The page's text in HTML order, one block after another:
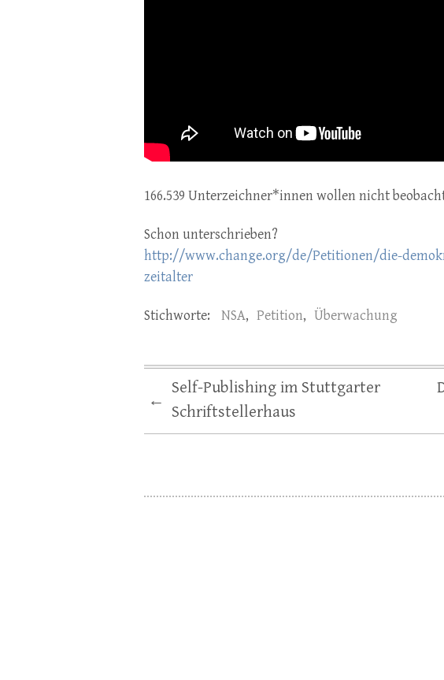
166.539 Unterzeichner*innen wollen nicht
Schon unterschrieben?
http://www.change.org/de/Petitionen/die-
zeitalter
Stichworte: NSA, Petition, Überwachung
←
Self-Publishing im Stuttgarter
Schriftstellerhaus